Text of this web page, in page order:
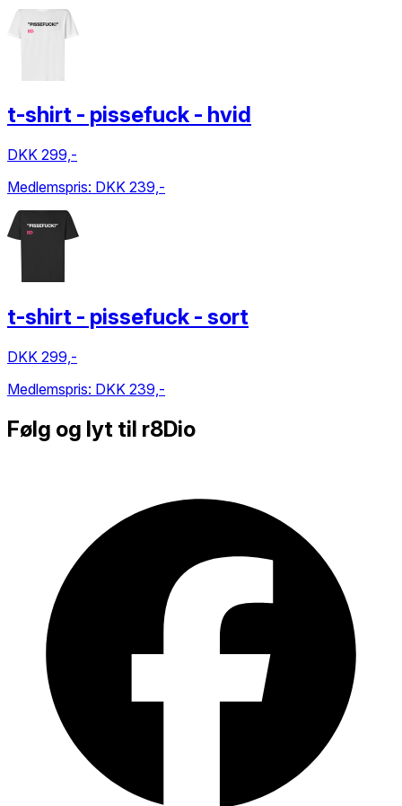
t-shirt - pissefuck - hvid
DKK 299,-
Medlemspris: DKK 239,-
t-shirt - pissefuck - sort
DKK 299,-
Medlemspris: DKK 239,-
Følg og lyt til r8Dio